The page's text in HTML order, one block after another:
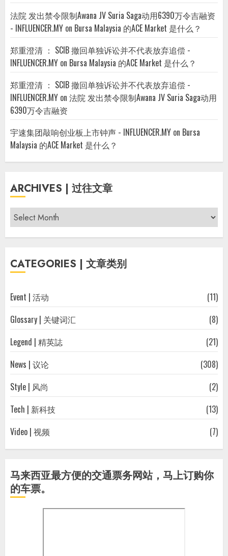
法院 发出禁令限制Awana JV Suria Saga动用6390万令吉融资
- INFLUENCER.MY on Bursa Malaysia 的ACE Market 是什么？
郑重澄清 ： SCIB 撤回单独诉讼并不代表放弃追偿 -
INFLUENCER.MY on Bursa Malaysia 的ACE Market 是什么？
郑重澄清 ： SCIB 撤回单独诉讼并不代表放弃追偿 -
INFLUENCER.MY on 法院 发出禁令限制Awana JV Suria Saga动用
6390万令吉融资
宇速集团敲响创业板上市钟声 - INFLUENCER.MY on Bursa
Malaysia 的ACE Market 是什么？
ARCHIVES | 过往文章
Archives
|
过
文
CATEGORIES | 文章类别
Event | 活动
(11)
Glossary | 关键词汇
(8)
Legend | 精英誌
(21)
News | 议论
(308)
Style | 风尚
(2)
Tech | 新科技
(13)
Video | 视频
(7)
马来西亚最方便的交通票务网站，马上订购你
的车票。